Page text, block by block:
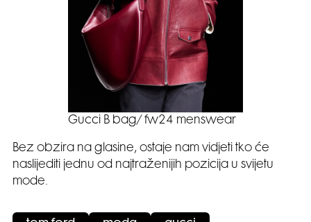
Gucci B bag/ fw24 menswear
Bez obzira na glasine, ostaje nam vidjeti tko će
naslijediti jednu od najtraženijih pozicija u svijetu
mode.